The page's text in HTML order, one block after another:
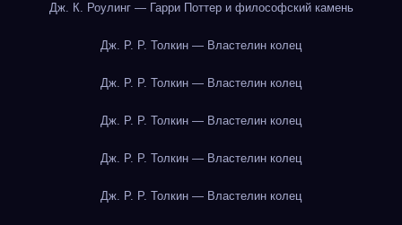
Дж. К. Роулинг — Гарри Поттер и философский камень
Дж. Р. Р. Толкин — Властелин колец
Дж. Р. Р. Толкин — Властелин колец
Дж. Р. Р. Толкин — Властелин колец
Дж. Р. Р. Толкин — Властелин колец
Дж. Р. Р. Толкин — Властелин колец